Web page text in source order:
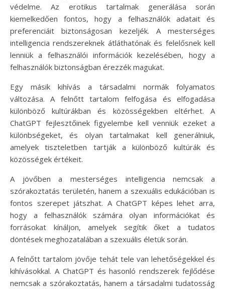
védelme. Az erotikus tartalmak generálása során
kiemelkedően fontos, hogy a felhasználók adatait és
preferenciáit biztonságosan kezeljék. A mesterséges
intelligencia rendszereknek átláthatónak és felelősnek kell
lenniük a felhasználói információk kezelésében, hogy a
felhasználók biztonságban érezzék magukat.
Egy másik kihívás a társadalmi normák folyamatos
változása. A felnőtt tartalom felfogása és elfogadása
különböző kultúrákban és közösségekben eltérhet. A
ChatGPT fejlesztőinek figyelembe kell venniük ezeket a
különbségeket, és olyan tartalmakat kell generálniuk,
amelyek tiszteletben tartják a különböző kultúrák és
közösségek értékeit.
A jövőben a mesterséges intelligencia nemcsak a
szórakoztatás területén, hanem a szexuális edukációban is
fontos szerepet játszhat. A ChatGPT képes lehet arra,
hogy a felhasználók számára olyan információkat és
forrásokat kínáljon, amelyek segítik őket a tudatos
döntések meghozatalában a szexuális életük során.
A felnőtt tartalom jövője tehát tele van lehetőségekkel és
kihívásokkal. A ChatGPT és hasonló rendszerek fejlődése
nemcsak a szórakoztatás, hanem a társadalmi tudatosság